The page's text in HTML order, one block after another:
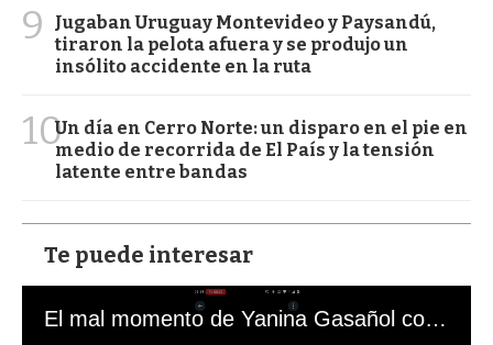
9
Jugaban Uruguay Montevideo y Paysandú,
tiraron la pelota afuera y se produjo un
insólito accidente en la ruta
10Un día en Cerro Norte: un disparo en el pie en
medio de recorrida de El País y la tensión
latente entre bandas
Te puede interesar
El mal momento de Yanina Gasañol con un hincha argentino en "Subrayado"